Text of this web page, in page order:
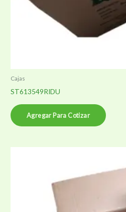
Cajas
ST613549RIDU
Agregar Para Cotizar